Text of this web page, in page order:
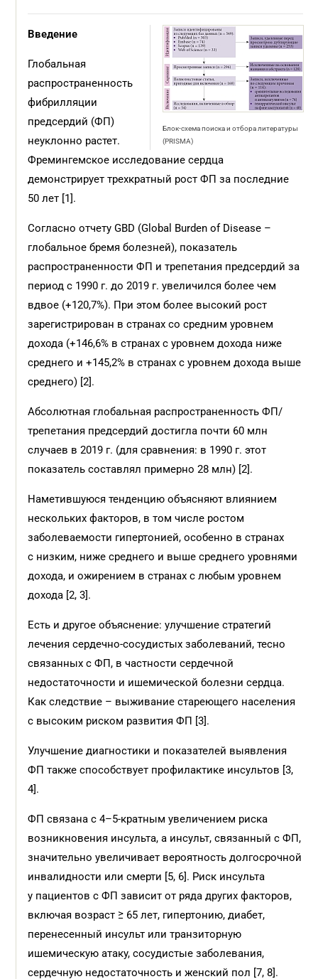
Блок-схема поиска и отбора литературы
(PRISMA)
Введение
Глобальная
распространенность
фибрилляции
предсердий (ФП)
неуклонно растет.
Фремингемское исследование сердца
демонстрирует трехкратный рост ФП за последние
50 лет [1].
Согласно отчету GBD (Global Burden of Disease –
глобальное бремя болезней), показатель
распространенности ФП и трепетания предсердий за
период с 1990 г. до 2019 г. увеличился более чем
вдвое (+120,7%). При этом более высокий рост
зарегистрирован в странах со средним уровнем
дохода (+146,6% в странах с уровнем дохода ниже
среднего и +145,2% в странах с уровнем дохода выше
среднего) [2].
Абсолютная глобальная распространенность ФП/
трепетания предсердий достигла почти 60 млн
случаев в 2019 г. (для сравнения: в 1990 г. этот
показатель составлял примерно 28 млн) [2].
Наметившуюся тенденцию объясняют влиянием
нескольких факторов, в том числе ростом
заболеваемости гипертонией, особенно в странах
с низким, ниже среднего и выше среднего уровнями
дохода, и ожирением в странах с любым уровнем
дохода [2, 3].
Есть и другое объяснение: улучшение стратегий
лечения сердечно-сосудистых заболеваний, тесно
связанных с ФП, в частности сердечной
недостаточности и ишемической болезни сердца.
Как следствие – выживание стареющего населения
с высоким риском развития ФП [3].
Улучшение диагностики и показателей выявления
ФП также способствует профилактике инсультов [3,
4].
ФП связана с 4–5-кратным увеличением риска
возникновения инсульта, а инсульт, связанный с ФП,
значительно увеличивает вероятность долгосрочной
инвалидности или смерти [5, 6]. Риск инсульта
у пациентов с ФП зависит от ряда других факторов,
включая возраст ≥ 65 лет, гипертонию, диабет,
перенесенный инсульт или транзиторную
ишемическую атаку, сосудистые заболевания,
сердечную недостаточность и женский пол [7, 8].